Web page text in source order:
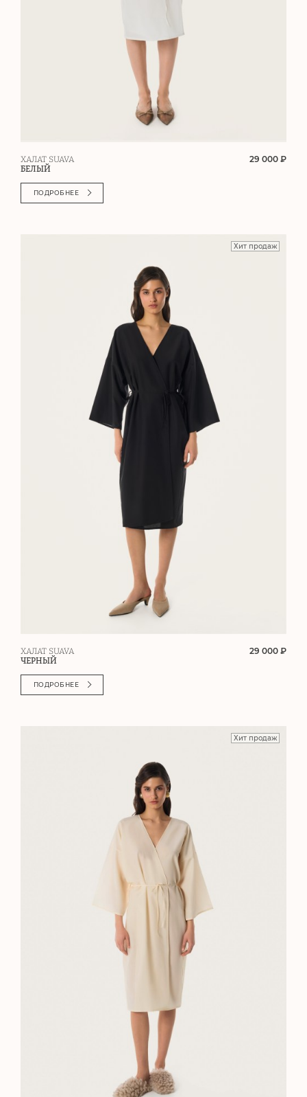
ХАЛАТ SUAVA
БЕЛЫЙ
29 000 ₽
ПОДРОБНЕЕ
Хит продаж
ХАЛАТ SUAVA
ЧЕРНЫЙ
29 000 ₽
ПОДРОБНЕЕ
Хит продаж